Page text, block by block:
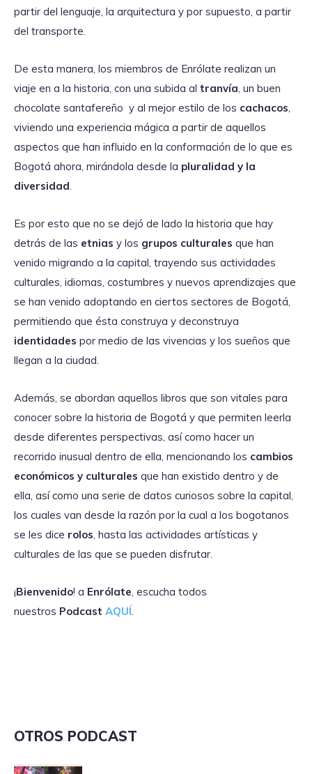
partir del lenguaje, la arquitectura y por supuesto, a partir
del transporte.
De esta manera, los miembros de Enrólate realizan un
viaje en a la historia, con una subida al tranvía , un buen
chocolate santafereño y al mejor estilo de los cachacos
viviendo una experiencia mágica a partir de aquellos
aspectos que han influido en la conformación de lo que es
Bogotá ahora, mirándola desde la pluralidad y la
diversidad
Es por esto que no se dejó de lado la historia que hay
detrás de las etnias y los grupos culturales que han
venido migrando a la capital, trayendo sus actividades
culturales, idiomas, costumbres y nuevos aprendizajes que
se han venido adoptando en ciertos sectores de Bogotá,
permitiendo que ésta construya y deconstruya
identidades por medio de las vivencias y los sueños que
llegan a la ciudad.
Además, se abordan aquellos libros que son vitales para
conocer sobre la historia de Bogotá y que permiten leerla
desde diferentes perspectivas, así como hacer un
recorrido inusual dentro de ella, mencionando los cambios
económicos y culturales que han existido dentro y de
ella, así como una serie de datos curiosos sobre la capital,
los cuales van desde la razón por la cual a los bogotanos
se les dice rolos , hasta las actividades artísticas y
culturales de las que se pueden disfrutar.
¡Bienvenido! a Enrólate , escucha todos
nuestros Podcast AQUÍ
OTROS PODCAST